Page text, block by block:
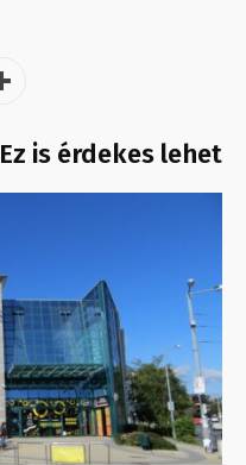
Ez is érdekes lehet